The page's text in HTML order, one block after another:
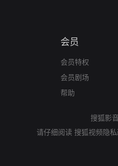
会员
会员特权
会员剧场
帮助
搜狐影音
请仔细阅读 搜狐视频隐私